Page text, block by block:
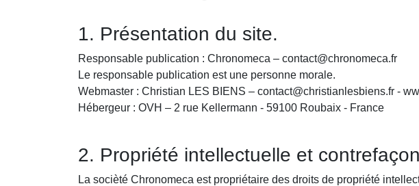
1. Présentation du site.
Responsable publication : Chronomeca – contact@chronomeca.fr
Le responsable publication est une personne morale.
Webmaster : Christian LES BIENS – contact@christianlesbiens.fr -
Hébergeur : OVH – 2 rue Kellermann - 59100 Roubaix - France
2. Propriété intellectuelle et
La socièté Chronomeca est propriétaire des droits de propriété